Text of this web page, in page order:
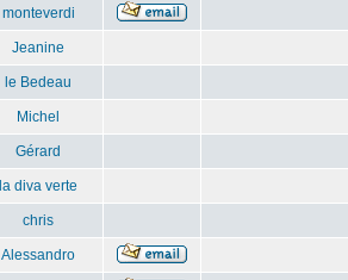
monteverdi
Jeanine
le Bedeau
Michel
Gérard
la diva verte
chris
Alessandro